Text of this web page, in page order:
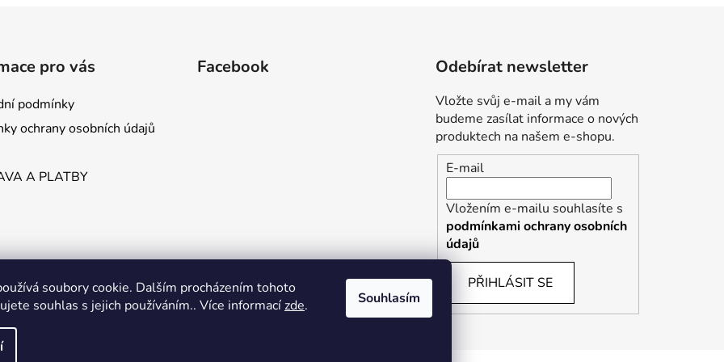
soubory cookie. Dalším procházením tohoto
souhlas s jejich používáním.. Více informacízde. Souhlasím
pro vás
podmínky
ochrany osobních údajů
A PLATBY
Facebook Odebírat newsletter
Vložte svůj e-mail a my vám
budeme zasílat informace o nových
produktech na našem e-shopu.
E-mail
Vložením e-mailu souhlasíte s
podmínkami ochrany osobních
údajů
PŘIHLÁSIT SE